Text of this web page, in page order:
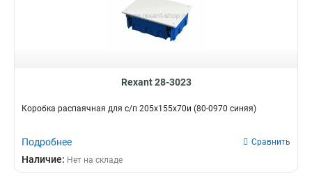
Rexant 28-3023
Коробка распаячная для с/п 205х155х70и (80-0970 синяя)
Подробнее Сравнить
Наличие: Нет на складе